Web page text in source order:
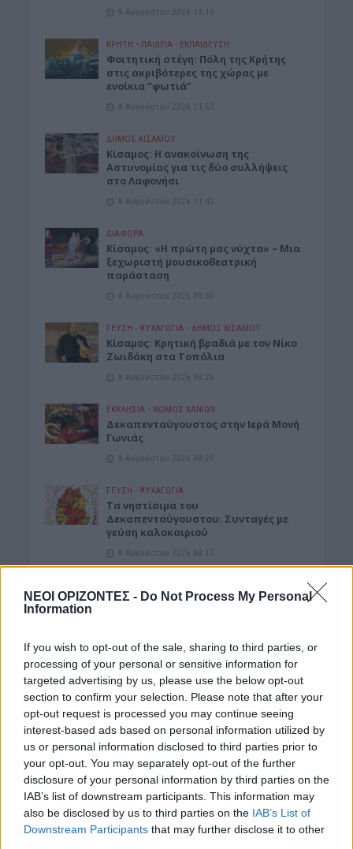
ΝΕΟΙ ΟΡΙΖΟΝΤΕΣ - Do Not Process My Personal
Information
If you wish to opt-out of the sale, sharing to third parties, or
processing of your personal or sensitive information for
targeted advertising by us, please use the below opt-out
section to confirm your selection. Please note that after your
opt-out request is processed you may continue seeing
interest-based ads based on personal information utilized by
us or personal information disclosed to third parties prior to
your opt-out. You may separately opt-out of the further
disclosure of your personal information by third parties on the
IAB’s list of downstream participants. This information may
also be disclosed by us to third parties on the IAB’s List of
Downstream Participants that may further disclose it to other
8 Αυγούστου 2026 13:10
ΚΡΗΤΗ • ΠΑΙΔΕΙΑ - ΕΚΠΑΙΔΕΥΣΗ
Φοιτητική στέγη: Πόλη της Κρήτης
στις ακριβότερες της χώρας με
ενοίκια “φωτιά”
8 Αυγούστου 2026 11:53
ΔΉΜΟΣ ΚΙΣΆΜΟΥ
Κίσαμος: Η ανακοίνωση της
Αστυνομίας για τις δύο συλλήψεις
στο Λαφονήσι
8 Αυγούστου 2026 11:42
ΔΙΆΦΟΡΑ
Κίσαμος: «Η πρώτη μας νύχτα» – Μια
ξεχωριστή μουσικοθεατρική
παράσταση
8 Αυγούστου 2026 08:30
ΓΕΎΣΗ - ΨΥΧΑΓΩΓΊΑ • ΔΉΜΟΣ ΚΙΣΆΜΟΥ
Kίσαμος: Κρητική βραδιά με τον Νίκο
Ζωιδάκη στα Τοπόλια
8 Αυγούστου 2026 08:25
ΕΚΚΛΗΣΙΑ • ΝΟΜΌΣ ΧΑΝΊΩΝ
Δεκαπενταύγουστος στην Ιερά Μονή
Γωνιάς
8 Αυγούστου 2026 08:20
ΓΕΎΣΗ - ΨΥΧΑΓΩΓΊΑ
Τα νηστίσιμα του
Δεκαπενταύγουστου: Συνταγές με
γεύση καλοκαιριού
8 Αυγούστου 2026 08:17
Μπλεκ: O ήρωας που έδερνε τους
8 Αυγούστου 2026 08:14
ΚΡΗΤΗ
Κρήτη: O καιρός του Σαββάτου 8
Αυγούστου
8 Αυγούστου 2026 08:12
Δημοφιλή αυτή την εβδομάδα